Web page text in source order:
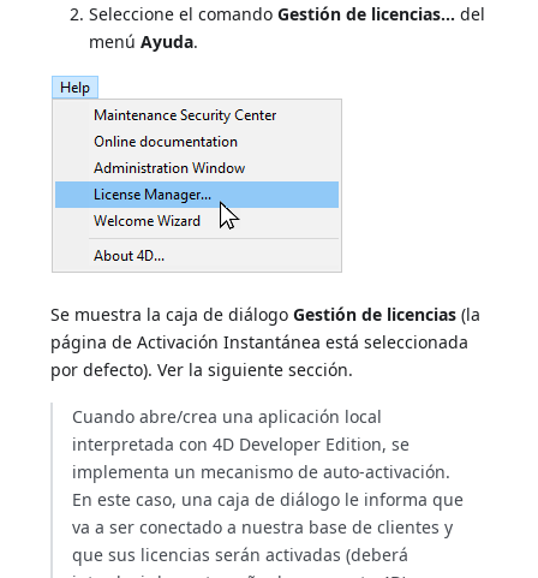
Seleccione el comandoGestión de licencias... del
menúAyuda.
Se muestra la caja de diálogoGestión de licencias (la
página de Activación Instantánea está seleccionada
por defecto). Ver la siguiente sección.
Cuando abre/crea una aplicación local
interpretada con 4D Developer Edition, se
implementa un mecanismo de auto-activación.
En este caso, una caja de diálogo le informa que
va a ser conectado a nuestra base de clientes y
que sus licencias serán activadas (deberá